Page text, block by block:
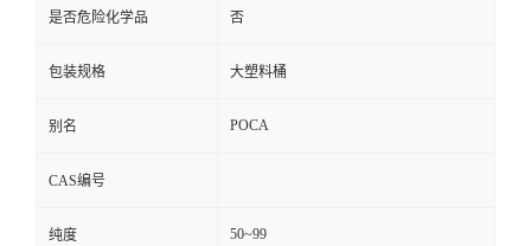
是否危险化学品 否
包装规格 大塑料桶
别名 POCA
CAS编号
纯度 50~99